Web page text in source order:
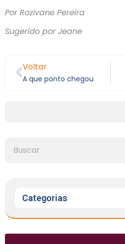
Por Rozivane Pereira
Sugerido por Jeane
Voltar
A que ponto chegou
Categorias